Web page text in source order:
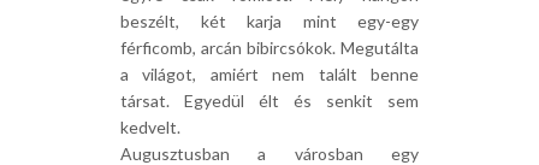
beszélt, két karja mint egy-egy
férficomb, arcán bibircsókok. Megutálta
a világot, amiért nem talált benne
társat. Egyedül élt és senkit sem
kedvelt.
Augusztusban a városban egy